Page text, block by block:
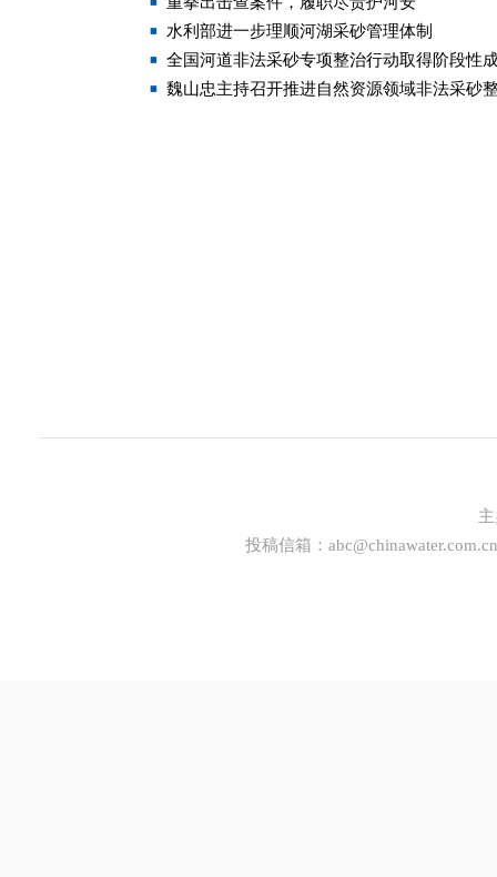
水利部进一步理顺河湖采砂管理体制
全国河道非法采砂专项整治行动取得阶段性
魏山忠主持召开推进自然资源领域非法采砂
投稿信箱： abc@chinawater.com.cn